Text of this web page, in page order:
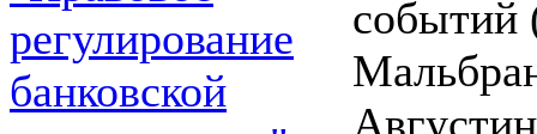
регулирование
банковской
событий